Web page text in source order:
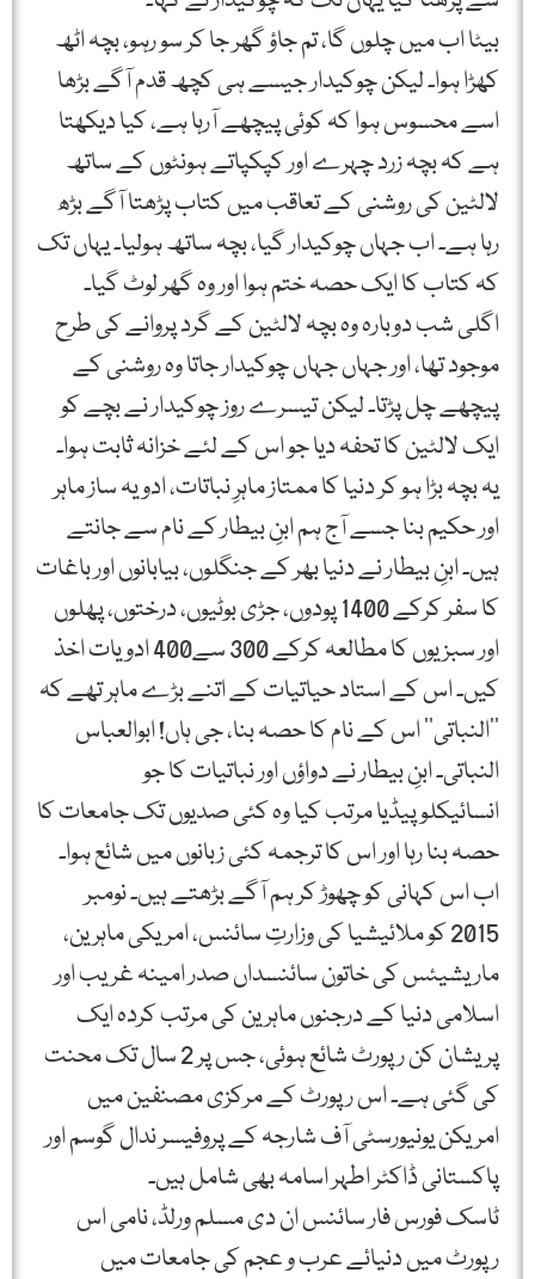
بیٹا اب میں چلوں گا، تم جاؤ گھر جا کر سو رہو، بچہ اٹھ
کھڑا ہوا۔ لیکن چوکیدار جیسے ہی کچھ قدم آگے بڑھا
اسے محسوس ہوا کہ کوئی پیچھے آرہا ہے، کیا دیکھتا
ہے کہ بچہ زرد چہرے اور کپکپاتے ہونٹوں کے ساتھ
لالٹین کی روشنی کے تعاقب میں کتاب پڑھتا آگے بڑھ
رہا ہے۔ اب جہاں چوکیدار گیا، بچہ ساتھ ہولیا۔ یہاں تک
کہ کتاب کا ایک حصہ ختم ہوا اور وہ گھر لوٹ گیا۔
اگلی شب دوبارہ وہ بچہ لالٹین کے گرد پروانے کی طرح
موجود تھا، اور جہاں جہاں چوکیدار جاتا وہ روشنی کے
پیچھے چل پڑتا۔ لیکن تیسرے روز چوکیدار نے بچے کو
ایک لالٹین کا تحفہ دیا جو اس کے لئے خزانہ ثابت ہوا۔
یہ بچہ بڑا ہو کر دنیا کا ممتاز ماہرِ نباتات، ادویہ ساز ماہر
اور حکیم بنا جسے آج ہم ابنِ بیطار کے نام سے جانتے
ہیں۔ ابنِ بیطار نے دنیا بھر کے جنگلوں، بیابانوں اور باغات
کا سفر کرکے 1400 پودوں، جڑی بوٹیوں، درختوں، پھلوں
اور سبزیوں کا مطالعہ کرکے 300 سے400 ادویات اخذ
کیں۔ اس کے استاد حیاتیات کے اتنے بڑے ماہر تھے کہ
’’النباتی‘‘ اس کے نام کا حصہ بنا، جی ہاں! ابوالعباس
النباتی۔ ابنِ بیطار نے دواؤں اور نباتیات کا جو
انسائیکلوپیڈیا مرتب کیا وہ کئی صدیوں تک جامعات کا
حصہ بنا رہا اور اس کا ترجمہ کئی زبانوں میں شائع ہوا۔
اب اس کہانی کو چھوڑ کر ہم آگے بڑھتے ہیں۔ نومبر
2015 کو ملائیشیا کی وزارتِ سائنس، امریکی ماہرین،
ماریشیئس کی خاتون سائنسداں صدر امینہ غریب اور
اسلامی دنیا کے درجنوں ماہرین کی مرتب کردہ ایک
پریشان کن رپورٹ شائع ہوئی، جس پر 2 سال تک محنت
کی گئی ہے۔ اس رپورٹ کے مرکزی مصنفین میں
امریکن یونیورسٹی آف شارجہ کے پروفیسر ندال گوسم اور
پاکستانی ڈاکٹر اطہر اسامہ بھی شامل ہیں۔
ٹاسک فورس فار سائنس ان دی مسلم ورلڈ، نامی اس
رپورٹ میں دنیائے عرب و عجم کی جامعات میں